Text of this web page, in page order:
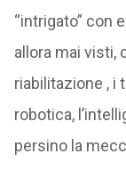
“intrigato” con
allora mai visti,
riabilitazione , i
robotica,
persino la